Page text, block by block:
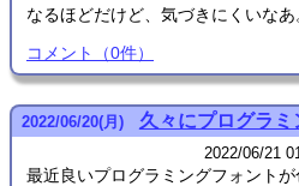
なるほどだけど、気づきにくいなあ
コメント （0件）
2022/06/20(月) 久々にプログラ
2022/06/21
最近良いプログラミングフォント